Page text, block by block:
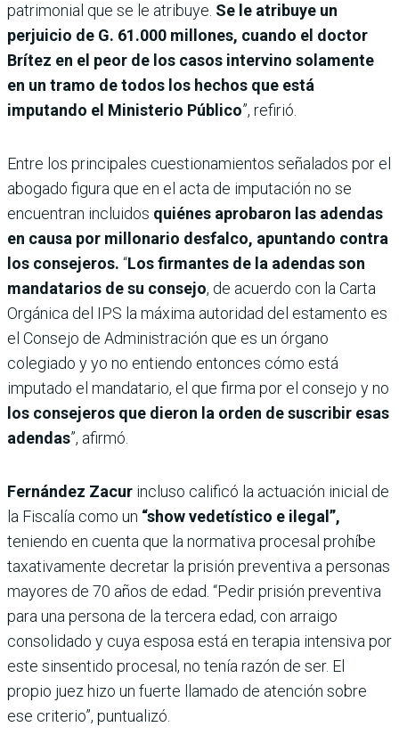
patrimonial que se le atribuye. Se le atribuye un
perjuicio de G. 61.000 millones, cuando el doctor
Brítez en el peor de los casos intervino solamente
en un tramo de todos los hechos que está
imputando el Ministerio Público”, refirió.
Entre los principales cuestionamientos señalados por el
abogado figura que en el acta de imputación no se
encuentran incluidos quiénes aprobaron las adendas
en causa por millonario desfalco, apuntando contra
los consejeros. “Los firmantes de la adendas son
mandatarios de su consejo, de acuerdo con la Carta
Orgánica del IPS la máxima autoridad del estamento es
el Consejo de Administración que es un órgano
colegiado y yo no entiendo entonces cómo está
imputado el mandatario, el que firma por el consejo y no
los consejeros que dieron la orden de suscribir esas
adendas”, afirmó.
Fernández Zacur incluso calificó la actuación inicial de
la Fiscalía como un “show vedetístico e ilegal”,
teniendo en cuenta que la normativa procesal prohíbe
taxativamente decretar la prisión preventiva a personas
mayores de 70 años de edad. “Pedir prisión preventiva
para una persona de la tercera edad, con arraigo
consolidado y cuya esposa está en terapia intensiva por
este sinsentido procesal, no tenía razón de ser. El
propio juez hizo un fuerte llamado de atención sobre
ese criterio”, puntualizó.